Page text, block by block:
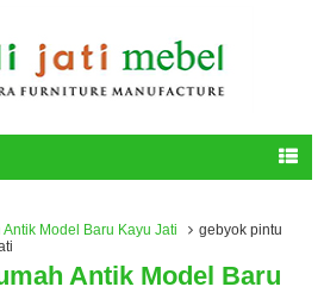
Model Baru Kayu Jati
gebyok pintu
Antik Model Baru